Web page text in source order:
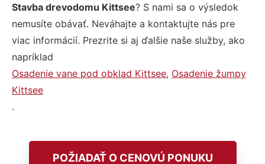
Stavba drevodomu Kittsee? S nami sa o výsledok
nemusíte obávať. Neváhajte a kontaktujte nás pre
viac informácií. Prezrite si aj ďalšie naše služby, ako
napríklad
Osadenie vane pod obklad Kittsee, Osadenie žumpy
Kittsee
.
POŽIADAŤ O CENOVÚ PONUKU